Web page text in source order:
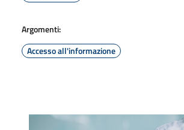
Argomenti:
Accesso all'informazione